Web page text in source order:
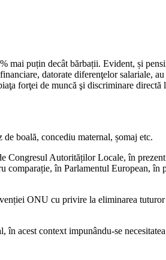
mai puțin decât bărbații. Evident, și
datorate diferenţelor salariale,
forţei de muncă şi discriminare
boală, concediu maternal, șomaj etc.
Con­gresul Autorităților Locale, în
în Parlamentul European, în
ONU cu privire la eliminarea
acest context impunându-se